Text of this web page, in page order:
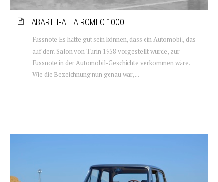
ABARTH-ALFA ROMEO 1000
Fussnote Es hätte gut sein können, dass ein Automobil, das
auf dem Salon von Turin 1958 vorgestellt wurde, zur
Fussnote in der Automobil-Geschichte verkommen wäre.
Wie die Bezeichnung nun genau war, ...